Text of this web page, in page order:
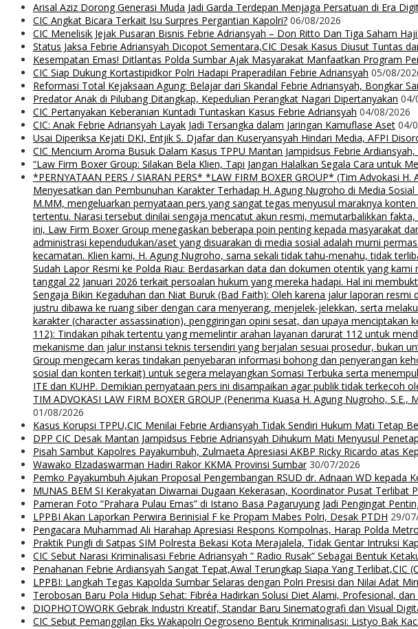
Arisal Aziz Dorong Generasi Muda Jadi Garda Terdepan Menjaga Persatuan di Era
CIC Angkat Bicara Terkait Isu Surpres Pergantian Kapolri? 06/08/2026
CIC Menelisik Jejak Pusaran Bisnis Febrie Adriansyah – Don Ritto Dan Tiga Saham
Status Jaksa Febrie Adriansyah Dicopot Sementara,CIC Desak Kasus Diusut Tuntas
Kesempatan Emas! Ditlantas Polda Sumbar Ajak Masyarakat Manfaatkan Program
CIC Siap Dukung Kortastipidkor Polri Hadapi Praperadilan Febrie Adriansyah 05/08/
Reformasi Total Kejaksaan Agung: Belajar dari Skandal Febrie Adriansyah, Bongkar
Predator Anak di Pilubang Ditangkap, Kepedulian Perangkat Nagari Dipertanyakan 04/
CIC Pertanyakan Keberanian Kuntadi Tuntaskan Kasus Febrie Adriansyah 04/08/2026
CIC: Anak Febrie Adriansyah Layak Jadi Tersangka dalam Jaringan Kamuflase Aset 04/
Usai Diperiksa Kejati DKI, Entjik S. Djafar dan Kuseryansyah Hindari Media, AFPI
CIC Mencium Aroma Busuk Dalam Kasus TPPU Mantan Jampidsus Febrie
“Law Firm Boxer Group: Silakan Bela Klien, Tapi Jangan Halalkan Segala Cara untuk
*PERNYATAAN PERS / SIARAN PERS* *LAW FIRM BOXER GROUP* (Tim Advokasi
Menyesatkan dan Pembunuhan Karakter Terhadap H. Agung Nugroho di Media
M.MM, mengeluarkan pernyataan pers yang sangat tegas menyusul maraknya
tertentu. Narasi tersebut dinilai sengaja mencatut akun resmi, memutarbalikkan
ini, Law Firm Boxer Group menegaskan beberapa poin penting kepada masyarakat
administrasi kependudukan/aset yang disuarakan di media sosial adalah murni
kecamatan. Klien kami, H. Agung Nugroho, sama sekali tidak tahu-menahu, tidak
Sudah Lapor Resmi ke Polda Riau: Berdasarkan data dan dokumen otentik yang
tanggal 22 Januari 2026 terkait persoalan hukum yang mereka hadapi. Hal ini
Sengaja Bikin Kegaduhan dan Niat Buruk (Bad Faith): Oleh karena jalur laporan
justru dibawa ke ruang siber dengan cara menyerang, menjelek-jelekkan, serta
karakter (character assassination), penggiringan opini sesat, dan upaya menciptakan
112): Tindakan pihak tertentu yang memelintir arahan layanan darurat 112 untuk
mekanisme dan jalur instansi teknis tersendiri yang berjalan sesuai prosedur, bukan
Group mengecam keras tindakan penyebaran informasi bohong dan penyerangan
sosial dan konten terkait) untuk segera melayangkan Somasi Terbuka serta
ITE dan KUHP. Demikian pernyataan pers ini disampaikan agar publik tidak
TIM ADVOKASI LAW FIRM BOXER GROUP (Penerima Kuasa H. Agung Nugroho,
01/08/2026
Kasus Korupsi TPPU,CIC Menilai Febrie Ardiansyah Tidak Sendiri Hukum Mati Tetap
DPP CIC Desak Mantan Jampidsus Febrie Adriansyah Dihukum Mati Menyusul
Pisah Sambut Kapolres Payakumbuh, Zulmaeta Apresiasi AKBP Ricky Ricardo atas
Wawako Elzadaswarman Hadiri Rakor KKMA Provinsi Sumbar 30/07/2026
Pemko Payakumbuh Ajukan Proposal Pengembangan RSUD dr. Adnaan WD kepada
MUNAS BEM SI Kerakyatan Diwarnai Dugaan Kekerasan, Koordinator Pusat Terlibat
Pameran Foto “Prahara Pulau Emas” di Istano Basa Pagaruyung Jadi Pengingat
LPPBI Akan Laporkan Perwira Berinisial F ke Propam Mabes Polri, Desak PTDH 29/
Pengacara Muhammad Ali Harahap Apresiasi Respons Kompolnas, Harap Polda
Praktik Pungli di Satpas SIM Polresta Bekasi Kota Merajalela, Tidak Gentar Intruksi
CIC Sebut Narasi Kriminalisasi Febrie Adriansyah ” Radio Rusak” Sebagai Bentuk
Penahanan Febrie Ardiansyah Sangat Tepat,Awal Terungkap Siapa Yang
LPPBI: Langkah Tegas Kapolda Sumbar Selaras dengan Polri Presisi dan Nilai Adat
Terobosan Baru Pola Hidup Sehat: Fibréa Hadirkan Solusi Diet Alami, Profesional,
DIOPHOTOWORK Gebrak Industri Kreatif, Standar Baru Sinematografi dan Visual
CIC Sebut Pemanggilan Eks Wakapolri Oegroseno Bentuk Kriminalisasi: Listyo Bak